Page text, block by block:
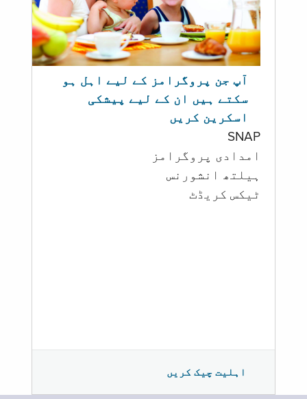
آپ جن پروگرامز کے لیے اہل ہو
سکتے ہیں ان کے لیے پیشکی
اسکرین کریں
SNAP
امدادی پروگرامز
‏ہیلتھ انشورنس
ٹیکس کریڈٹ
اہلیت چیک کریں